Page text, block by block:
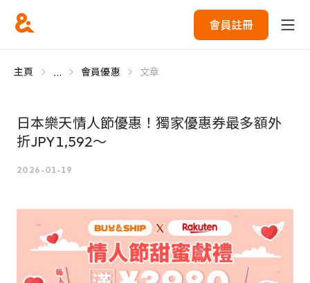
會員註冊
主頁 ... 會員優惠 文章
日本樂天情人節優惠！獨家優惠券最多額外
折JPY1,592～
2026-01-19